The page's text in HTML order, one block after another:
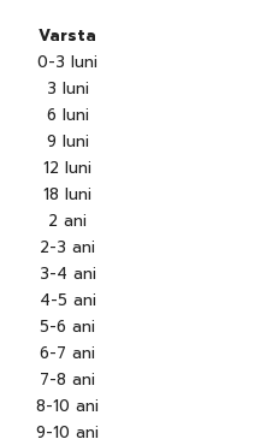
Varsta
0-3 luni
3 luni
6 luni
9 luni
12 luni
18 luni
2 ani
2-3 ani
3-4 ani
4-5 ani
5-6 ani
6-7 ani
7-8 ani
8-10 ani
9-10 ani